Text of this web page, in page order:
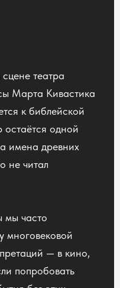
театра
Марта Кивастика
к библейской
остаётся одной
имена древних
не читал
мы часто
многовековой
— в кино,
попробовать